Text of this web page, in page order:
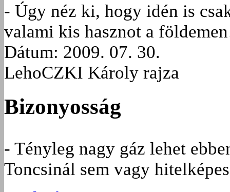
- Úgy néz ki, hogy idén is
valami kis hasznot a
Dátum: 2009. 07. 30.
LehoCZKI Károly rajza
Bizonyosság
- Tényleg nagy gáz lehet
Toncsinál sem vagy